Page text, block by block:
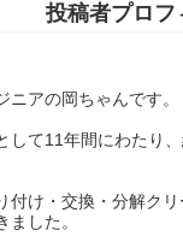
投稿者プロフ
アの岡ちゃんです。
して11年間にわたり
付け・交換・分解ク
した。